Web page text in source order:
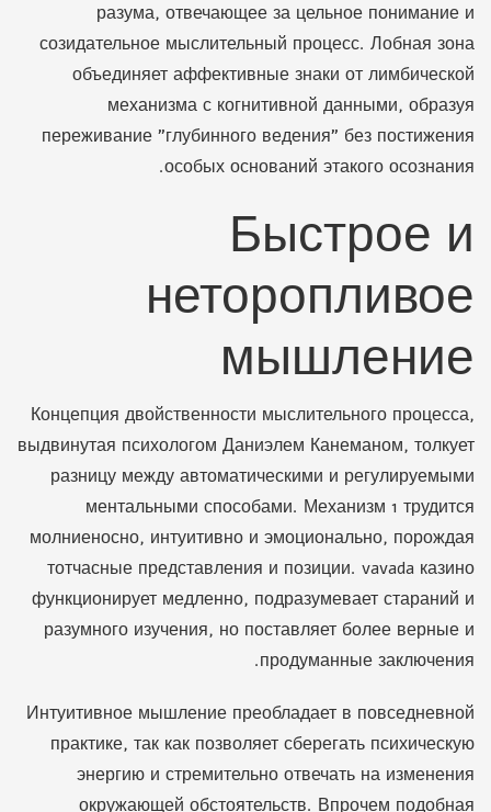
разума, отвечающее за цельное понимание и
созидательное мыслительный процесс. Лобная зона
объединяет аффективные знаки от лимбической
механизма с когнитивной данными, образуя
переживание "глубинного ведения" без постижения
особых оснований этакого осознания.
Быстрое и
неторопливое
мышление
Концепция двойственности мыслительного процесса,
выдвинутая психологом Даниэлем Канеманом, толкует
разницу между автоматическими и регулируемыми
ментальными способами. Механизм 1 трудится
молниеносно, интуитивно и эмоционально, порождая
тотчасные представления и позиции. vavada казино
функционирует медленно, подразумевает стараний и
разумного изучения, но поставляет более верные и
продуманные заключения.
Интуитивное мышление преобладает в повседневной
практике, так как позволяет сберегать психическую
энергию и стремительно отвечать на изменения
окружающей обстоятельств. Впрочем подобная